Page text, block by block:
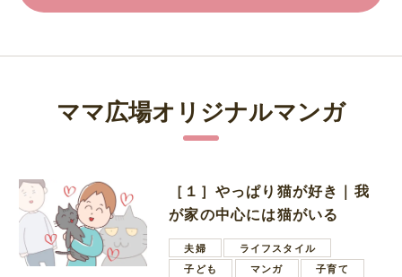
ママ広場オリジナルマンガ
［１］やっぱり猫が好き｜我
が家の中心には猫がいる
夫婦
ライフスタイル
子ども
マンガ
子育て